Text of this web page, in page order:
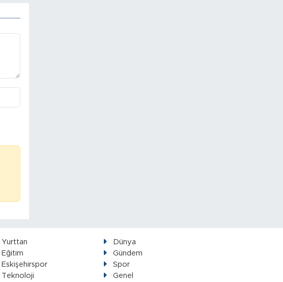
Yurttan
Dünya
Eğitim
Gündem
Eskişehirspor
Spor
Teknoloji
Genel